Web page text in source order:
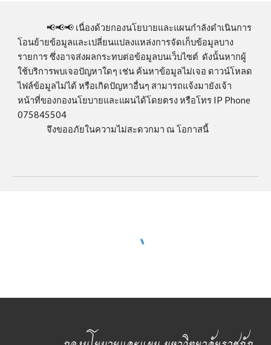
📢📢📢 เนื่องด้วยกองนโยบายและแผนกำลังดำเนินการ
โอนย้ายข้อมูลและเปลี่ยนแปลงแหล่งการจัดเก็บข้อมูลบาง
รายการ ซึ่งอาจส่งผลกระทบต่อข้อมูลบนเว็บไซต์ ดังนั้นหากผู้
ใช้บริการพบเจอปัญหาใดๆ เช่น ค้นหาข้อมูลไม่เจอ ดาวน์โหลด
ไฟล์ข้อมูลไม่ได้ หรือเกิดปัญหาอื่นๆ สามารถแจ้งมายังเจ้า
หน้าที่ของกองนโยบายและแผนได้โดยตรง หรือโทร IP Phone
075845504
จึงขออภัยในความไม่สะดวกมา ณ โอกาสนี้